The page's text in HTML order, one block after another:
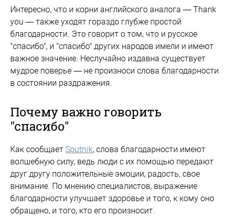
Интересно, что и корни английского аналога — Тhank
you — также уходят гораздо глубже простой
благодарности. Это говорит о том, что и русское
"спасибо", и "спасибо" других народов имели и имеют
важное значение. Неслучайно издавна существует
мудрое поверье — не произноси слова благодарности
в состоянии раздражения.
Почему важно говорить
"спасибо"
Как сообщает Sputnik, слова благодарности имеют
волшебную силу, ведь люди с их помощью передают
друг другу положительные эмоции, радость, свое
внимание. По мнению специалистов, выражение
благодарности улучшает здоровье и того, к кому оно
обращено, и того, кто его произносит.